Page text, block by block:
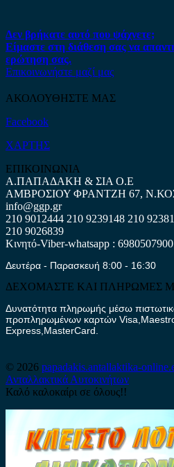
Δεν βρήκατε αυτό που ψάχνετε;
Είμαστε στη διάθεση σας να
ερώτηση σας.
Επικοινωνήστε μαζί μας
ΑΚΟΛΟΥΘΗΣΤΕ ΜΑΣ
Facebook
ΧΑΡΤΗΣ
ΕΠΙΚΟΙΝΩΝΙΑ
Α.ΠΑΠΑΔΑΚΗ & ΣΙΑ Ο.Ε
ΑΜΒΡΟΣΙΟΥ ΦΡΑΝΤΖΗ 67,
info@ggp.gr
210 9012444 210 9239148 210
210 9026839
Κινητό-Viber-whatsapp : 6980507900
Δευτέρα - Παρασκευή 8:00 - 16:30
ΔΕΧΟΜΑΣΤΕ ΚΑΙ ΠΛΗΡΩΜΕΣ
Δυνατότητα πληρωμής μέσω
προπληρωμένων καρτών
Express,MasterCard.
© 2026 papadakis.antallaktika-
Ανταλλακτικά Αυτοκινήτων
Καλό καλοκαίρι σε όλους!!